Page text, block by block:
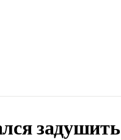
задушить